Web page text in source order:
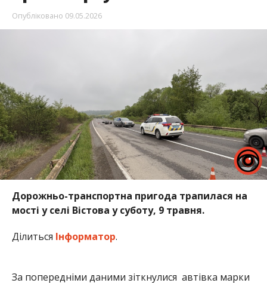
Опубліковано 09.05.2026
Дорожньо-транспортна пригода трапилася на
мості у селі Вістова у суботу, 9 травня.
Ділиться Інформатор.
За попередніми даними зіткнулися автівка марки